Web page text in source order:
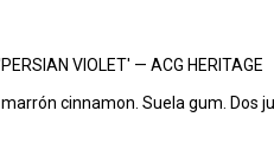
VIOLET' — ACG HERITAGE
cinnamon. Suela gum. Dos